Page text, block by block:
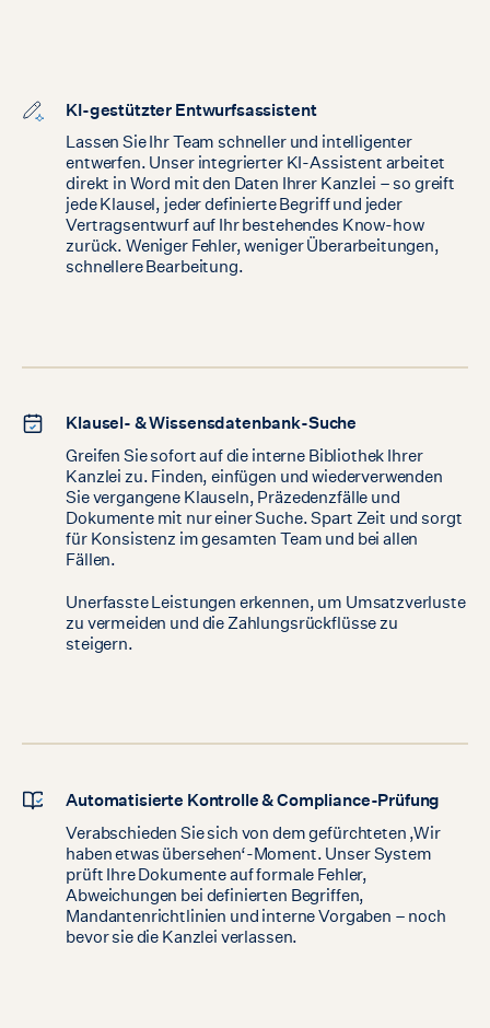
KI-gestützter Entwurfsassistent
Lassen Sie Ihr Team schneller und intelligenter
entwerfen. Unser integrierter KI-Assistent arbeitet
direkt in Word mit den Daten Ihrer Kanzlei – so greift
jede Klausel, jeder definierte Begriff und jeder
Vertragsentwurf auf Ihr bestehendes Know-how
zurück. Weniger Fehler, weniger Überarbeitungen,
schnellere Bearbeitung.
Klausel- & Wissensdatenbank-Suche
Greifen Sie sofort auf die interne Bibliothek Ihrer
Kanzlei zu. Finden, einfügen und wiederverwenden
Sie vergangene Klauseln, Präzedenzfälle und
Dokumente mit nur einer Suche. Spart Zeit und sorgt
für Konsistenz im gesamten Team und bei allen
Fällen.
Unerfasste Leistungen erkennen, um Umsatzverluste
zu vermeiden und die Zahlungsrückflüsse zu
steigern.
Automatisierte Kontrolle & Compliance-Prüfung
Verabschieden Sie sich von dem gefürchteten ‚Wir
haben etwas übersehen‘-Moment. Unser System
prüft Ihre Dokumente auf formale Fehler,
Abweichungen bei definierten Begriffen,
Mandantenrichtlinien und interne Vorgaben – noch
bevor sie die Kanzlei verlassen.